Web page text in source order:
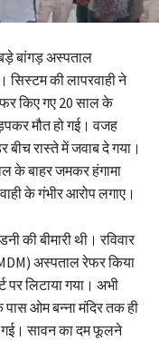
बांगड़ अस्पताल
की लापरवाही ने
किए गए 20 साल के
मौत हो गई। वजह
रास्ते में जवाब दे गया।
के बाहर जमकर हंगामा
के गंभीर आरोप लगाए।
की बीमारी थी। रविवार
अस्पताल रेफर किया
लिटाया गया। अभी
ओम बन्ना मंदिर तक ही
सावन का दम फूलने